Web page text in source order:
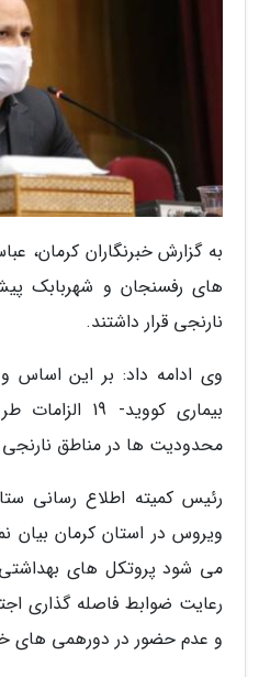
به گزارش خبرنگاران کرمان،
های رفسنجان و شهربابک
نارنجی قرار داشتند.
وی ادامه داد: بر این اساس
بیماری
محدودیت ها در مناطق
رئیس کمیته اطلاع رسانی
ویروس در استان کرمان بیان
می شود پروتکل های
رعایت ضوابط فاصله گذاری
و عدم حضور در دورهمی های